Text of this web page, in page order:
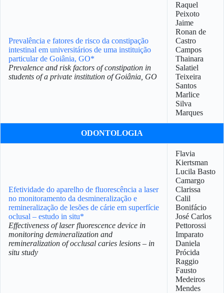
Prevalência e fatores de risco da constipação
intestinal em universitários de uma instituição
particular de Goiânia, GO*
Prevalence and risk factors of constipation in
students of a private institution of Goiânia, GO
Raquel
Peixoto
Jaime
Ronan de
Castro
Campos
Thainara
Salatiel
Teixeira
Santos
Marlice
Silva
Marques
ODONTOLOGIA
Efetividade do aparelho de fluorescência a laser
no monitoramento da desmineralização e
remineralização de lesões de cárie em superfície
oclusal – estudo in situ*
Effectiveness of laser fluorescence device in
monitoring demineralization and
remineralization of occlusal caries lesions – in
situ study
Flavia
Kiertsman
Lucila Basto
Camargo
Clarissa
Calil
Bonifácio
José Carlos
Pettorossi
Imparato
Daniela
Prócida
Raggio
Fausto
Medeiros
Mendes